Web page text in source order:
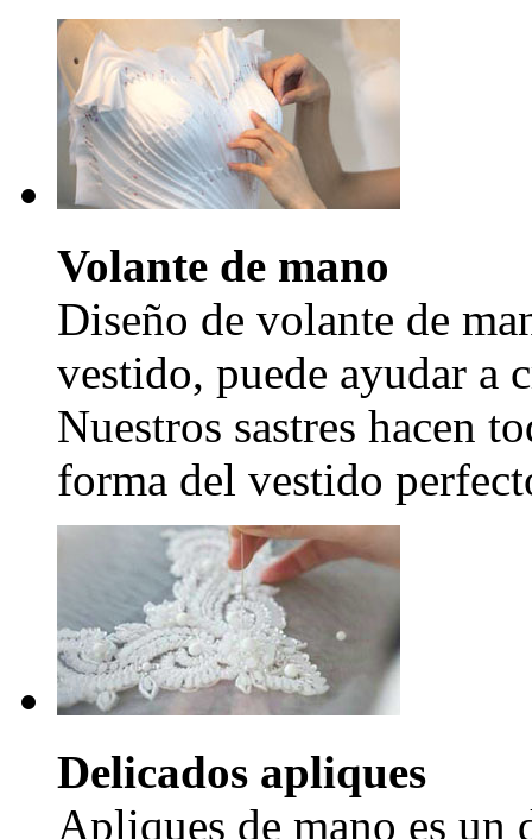
Volante de mano
Diseño de volante de
vestido, puede ayudar a
Nuestros sastres hacen
forma del vestido
Delicados apliques
Apliques de mano es un